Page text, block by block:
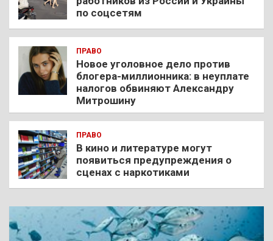
по соцсетям
ПРАВО
Новое уголовное дело против
блогера-миллионника: в неуплате
налогов обвиняют Александру
Митрошину
ПРАВО
В кино и литературе могут
появиться предупреждения о
сценах с наркотиками